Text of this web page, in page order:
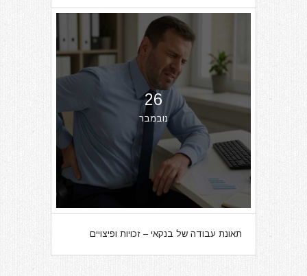
26
נובמבר
תאונת עבודה של בנקאי – זכויות ופיצויים